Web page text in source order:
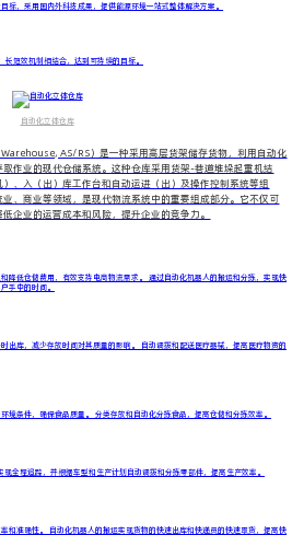
标，采用国内外科技成果，提供能源环境一站式整体解决方案。
短效机制相结合，达到可持续的目标。
自动化立体仓库
AS/RS）是一种采用高层货架储存货物，利用自动化
作业的现代仓储系统。这种仓库采用货架-巷道堆垛起重机结
、入（出）库工作台和自动运进（出）及操作控制系统等组
、商业等领域，是现代物流系统中的重要组成部分。它不仅可
企业的运营成本和风险，提升企业的竞争力。
降低仓储费用，有效支持电商物流需求。 通过自动化机器人的搬运和分拣，实现快
手中的时间。
出库，减少存放时间对其质量的影响。 自动调拨和配送医疗器械，提高医疗物资的
境条件，确保食品质量。 分类存放和自动化分拣食品，提高仓储和分拣效率。
全程追踪，并根据车型和生产计划自动调拨和分拣零部件，提高生产效率。
和准确性。 自动化机器人的搬运实现货物的快速出库和快递员的快速取货，提高快